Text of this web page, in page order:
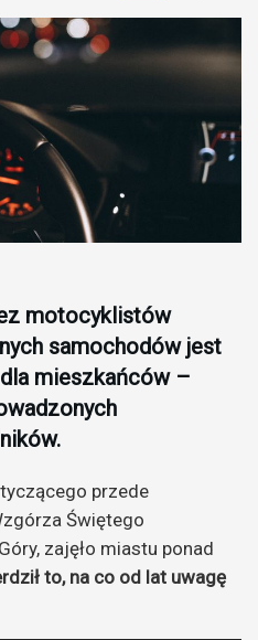
motocyklistów
samochodów jest
mieszkańców –
przede
Świętego
zajęło miastu ponad
to, na co od lat uwagę